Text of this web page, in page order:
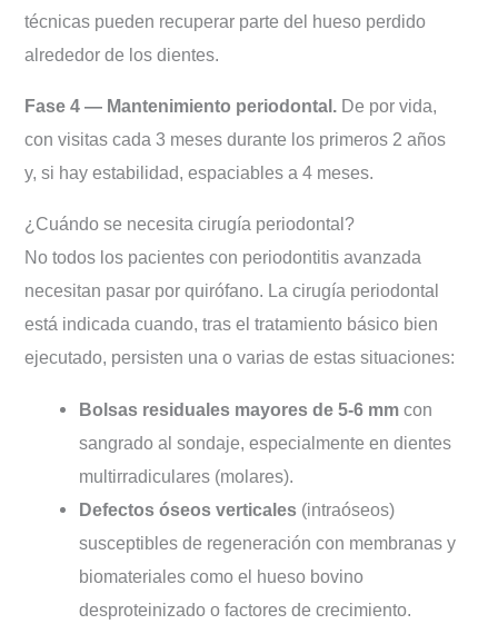
técnicas pueden recuperar parte del hueso perdido
alrededor de los dientes.
Fase 4 — Mantenimiento periodontal. De por vida,
con visitas cada 3 meses durante los primeros 2 años
y, si hay estabilidad, espaciables a 4 meses.
¿Cuándo se necesita cirugía periodontal?
No todos los pacientes con periodontitis avanzada
necesitan pasar por quirófano. La cirugía periodontal
está indicada cuando, tras el tratamiento básico bien
ejecutado, persisten una o varias de estas situaciones:
Bolsas residuales mayores de 5-6 mmcon
sangrado al sondaje, especialmente en dientes
multirradiculares (molares).
Defectos óseos verticales(intraóseos)
susceptibles de regeneración con membranas y
biomateriales como el hueso bovino
desproteinizado o factores de crecimiento.